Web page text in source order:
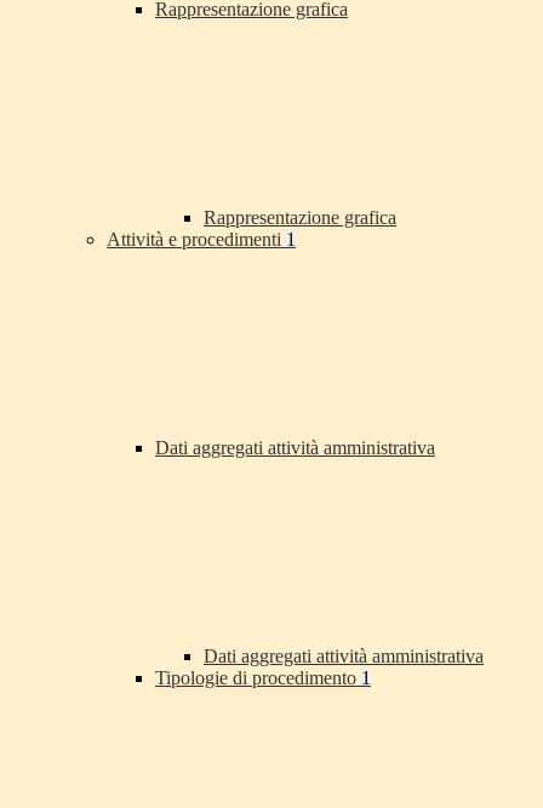
Rappresentazione grafica
Rappresentazione grafica
Attività e procedimenti 1
Dati aggregati attività amministrativa
Dati aggregati attività amministrativa
Tipologie di procedimento 1